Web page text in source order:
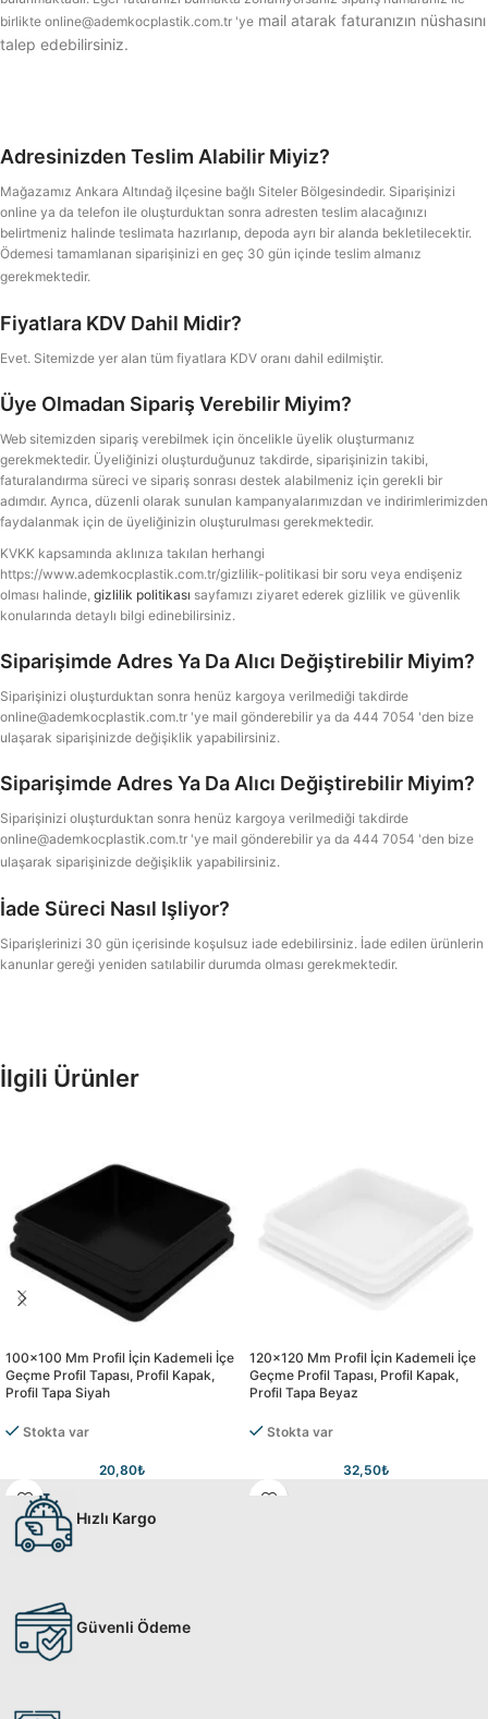
birlikte online@ademkocplastik.com.tr 'ye mail atarak faturanızın nüshasını
talep edebilirsiniz.
Adresinizden Teslim Alabilir Miyiz?
Mağazamız Ankara Altındağ ilçesine bağlı Siteler Bölgesindedir. Siparişinizi
online ya da telefon ile oluşturduktan sonra adresten teslim alacağınızı
belirtmeniz halinde teslimata hazırlanıp, depoda ayrı bir alanda bekletilecektir.
Ödemesi tamamlanan siparişinizi en geç 30 gün içinde teslim almanız
gerekmektedir.
Fiyatlara KDV Dahil Midir?
Evet. Sitemizde yer alan tüm fiyatlara KDV oranı dahil edilmiştir.
Üye Olmadan Sipariş Verebilir Miyim?
Web sitemizden sipariş verebilmek için öncelikle üyelik oluşturmanız
gerekmektedir. Üyeliğinizi oluşturduğunuz takdirde, siparişinizin takibi,
faturalandırma süreci ve sipariş sonrası destek alabilmeniz için gerekli bir
adımdır. Ayrıca, düzenli olarak sunulan kampanyalarımızdan ve indirimlerimizden
faydalanmak için de üyeliğinizin oluşturulması gerekmektedir.
KVKK kapsamında aklınıza takılan herhangi
https://www.ademkocplastik.com.tr/gizlilik-politikasi bir soru veya endişeniz
olması halinde, gizlilik politikası sayfamızı ziyaret ederek gizlilik ve güvenlik
konularında detaylı bilgi edinebilirsiniz.
Siparişimde Adres Ya Da Alıcı Değiştirebilir Miyim?
Siparişinizi oluşturduktan sonra henüz kargoya verilmediği takdirde
online@ademkocplastik.com.tr 'ye mail gönderebilir ya da 444 7054 'den bize
ulaşarak siparişinizde değişiklik yapabilirsiniz.
Siparişimde Adres Ya Da Alıcı Değiştirebilir Miyim?
Siparişinizi oluşturduktan sonra henüz kargoya verilmediği takdirde
online@ademkocplastik.com.tr 'ye mail gönderebilir ya da 444 7054 'den bize
ulaşarak siparişinizde değişiklik yapabilirsiniz.
İade Süreci Nasıl Işliyor?
Siparişlerinizi 30 gün içerisinde koşulsuz iade edebilirsiniz. İade edilen ürünlerin
kanunlar gereği yeniden satılabilir durumda olması gerekmektedir.
İlgili Ürünler
100×100 Mm Profil İçin Kademeli İçe
Geçme Profil Tapası, Profil Kapak,
Profil Tapa Siyah
Stokta var
20,80₺
120×120 Mm Profil İçin Kademeli İçe
Geçme Profil Tapası, Profil Kapak,
Profil Tapa Beyaz
Stokta var
32,50₺
Hızlı Kargo
Güvenli Ödeme